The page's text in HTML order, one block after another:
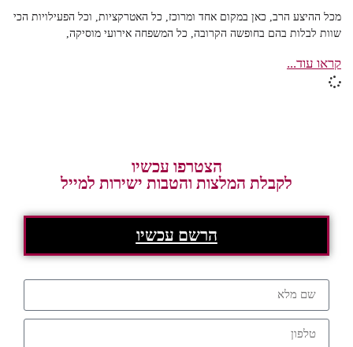
מכל ההיצע הרב, כאן במקום אחד ומרוכז, כל האטרקציות, וכל הפעילויות הכי
שוות לבלות בהם בחופשה הקרובה, כל המשפחה אירועי מוסיקה,
קראו עוד...
הצטרפו עכשיו
לקבלת המלצות והטבות ישירות למייל
הרשם עכשיו